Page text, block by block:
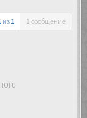
из 1 1 сообщение